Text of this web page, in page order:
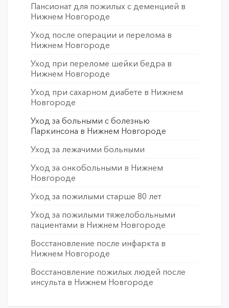
Пансионат для пожилых с деменцией в
Нижнем Новгороде
Уход после операции и перелома в
Нижнем Новгороде
Уход при переломе шейки бедра в
Нижнем Новгороде
Уход при сахарном диабете в Нижнем
Новгороде
Уход за больными с болезнью
Паркинсона в Нижнем Новгороде
Уход за лежачими больными
Уход за онкобольными в Нижнем
Новгороде
Уход за пожилыми старше 80 лет
Уход за пожилыми тяжелобольными
пациентами в Нижнем Новгороде
Восстановление после инфаркта в
Нижнем Новгороде
Восстановление пожилых людей после
инсульта в Нижнем Новгороде